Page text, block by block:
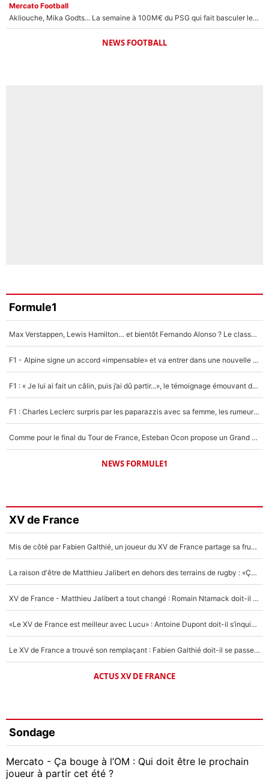
Mercato Football
Akliouche, Mika Godts... La semaine à 100M€ du PSG qui fait basculer le mercato du PSG !
NEWS FOOTBALL
Formule1
Max Verstappen, Lewis Hamilton… et bientôt Fernando Alonso ? Le classement des pilotes les mieux payés en Formule 1 risque de changer !
F1 - Alpine signe un accord «impensable» et va entrer dans une nouvelle dimension : Grande nouvelle pour Pierre Gasly !
F1 : « Je lui ai fait un câlin, puis j’ai dû partir...», le témoignage émouvant de Max Verstappen sur sa fille
F1 : Charles Leclerc surpris par les paparazzis avec sa femme, les rumeurs étaient vraies !
Comme pour le final du Tour de France, Esteban Ocon propose un Grand Prix de Formule 1 à Paris : «Autour de l’Arc de Triomphe, ce serait génial» !
NEWS FORMULE1
XV de France
Mis de côté par Fabien Galthié, un joueur du XV de France partage sa frustration : «ils ne me l’ont pas dit tout de suite»
La raison d'être de Matthieu Jalibert en dehors des terrains de rugby : «Ça m'atteint autant que si tu touches à un membre de ma famille»
XV de France - Matthieu Jalibert a tout changé : Romain Ntamack doit-il s’inquiéter pour sa place à un an de la Coupe du monde ?
«Le XV de France est meilleur avec Lucu» : Antoine Dupont doit-il s’inquiéter pour sa place ?
Le XV de France a trouvé son remplaçant : Fabien Galthié doit-il se passer d'Antoine Dupont ?
ACTUS XV DE FRANCE
Sondage
Mercato - Ça bouge à l’OM : Qui doit être le prochain
joueur à partir cet été ?